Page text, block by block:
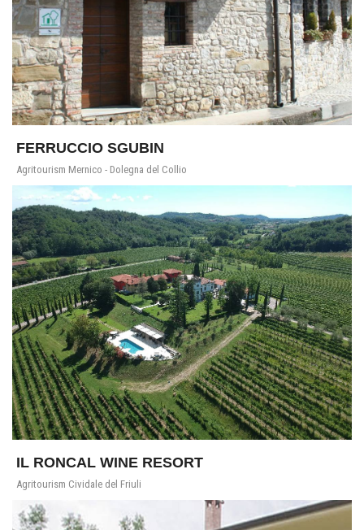
FERRUCCIO SGUBIN
Agritourism Mernico - Dolegna del Collio
IL RONCAL WINE RESORT
Agritourism Cividale del Friuli